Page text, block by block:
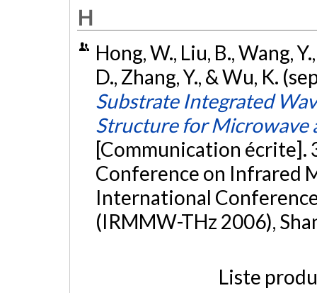
H
Hong, W., Liu, B., Wang,
D., Zhang, Y., & Wu, K.
Substrate Integrated
Structure for Microwave
[Communication
Conference on Infrared
International
(IRMMW-THz 2006),
Liste